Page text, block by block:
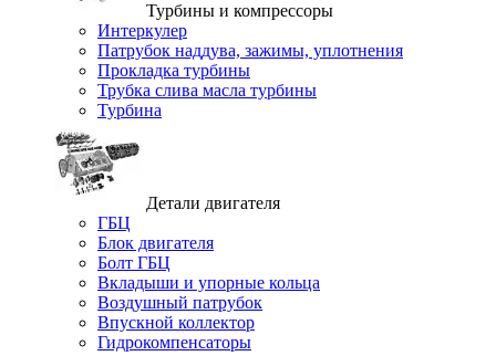
Турбины и компрессоры
Интеркулер
Патрубок наддува, зажимы, уплотнения
Прокладка турбины
Трубка слива масла турбины
Турбина
Детали двигателя
ГБЦ
Блок двигателя
Болт ГБЦ
Вкладыши и упорные кольца
Воздушный патрубок
Впускной коллектор
Гидрокомпенсаторы